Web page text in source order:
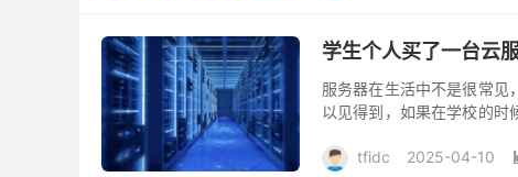
学生个人买了一台云
服务器在生活中不是很常见
以见得到，如果在学校的时
tfidc 2025-04-10